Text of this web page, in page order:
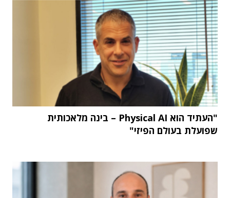
"העתיד הוא Physical AI – בינה מלאכותית
שפועלת בעולם הפיזי"